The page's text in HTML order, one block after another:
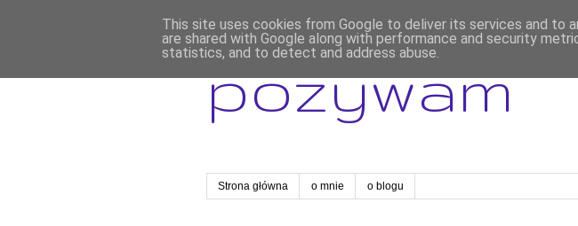
pozywam
Strona główna o mnie o blogu
This site uses cookies from Google to deliver its services and to
are shared with Google along with performance and security
statistics, and to detect and address abuse.